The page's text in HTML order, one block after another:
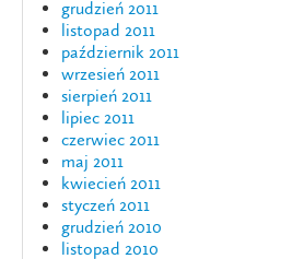
grudzień 2011
listopad 2011
październik 2011
wrzesień 2011
sierpień 2011
lipiec 2011
czerwiec 2011
maj 2011
kwiecień 2011
styczeń 2011
grudzień 2010
listopad 2010